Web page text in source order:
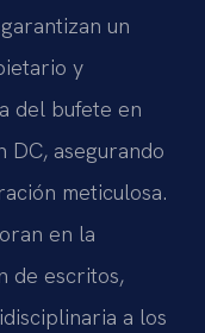
un
y
del bufete en
DC, asegurando
meticulosa.
en la
de escritos,
a los